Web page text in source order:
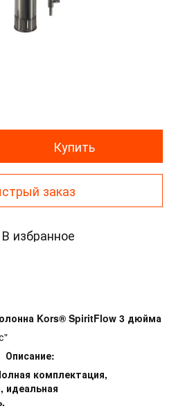
Купить
заказ
В избранное
Kors® SpiritFlow 3 дюйма
Описание:
комплектация,
идеальная